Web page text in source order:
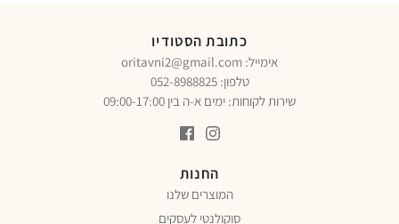
החנות
המוצרים שלנו
סוקולנטי לעסקים
כתובת הסטודיו
oritavni2@gmail.com :אימייל
טלפון:052-8988825
שירות לקוחות: ימים א-ה בין 09:00-17:00